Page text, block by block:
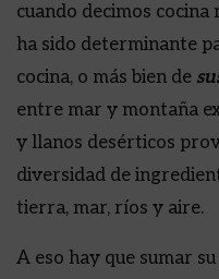
cuando decimos
ha sido determinante
cocina, o más bien de
entre mar y montaña
y llanos desérticos
diversidad de
tierra, mar, ríos y aire.
A eso hay que sumar